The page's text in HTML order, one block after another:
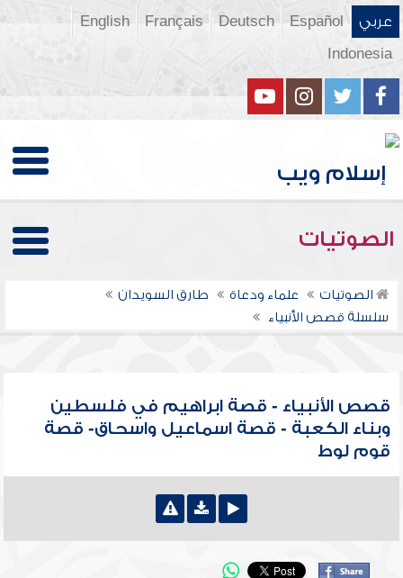
عربي Español
Deutsch
Français
English
Indonesia
الصوتيات
الصوتيات علماء ودعاة
طارق السويدان
سلسلة قصص الأنبياء
قصص الأنبياء - قصة ابراهيم في فلسطين
وبناء الكعبة - قصة اسماعيل واسحاق- قصة
قوم لوط